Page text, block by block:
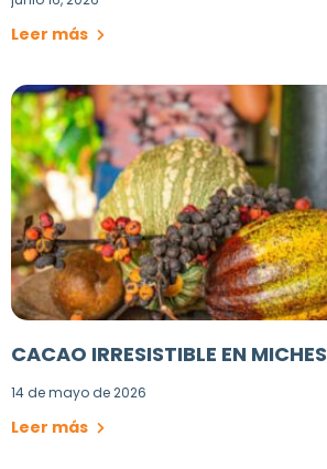
Leer más
CACAO IRRESISTIBLE EN MICHES
14 de mayo de 2026
Leer más